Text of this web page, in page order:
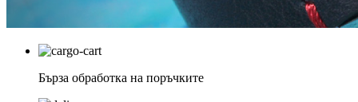
Бърза обработка на поръчките